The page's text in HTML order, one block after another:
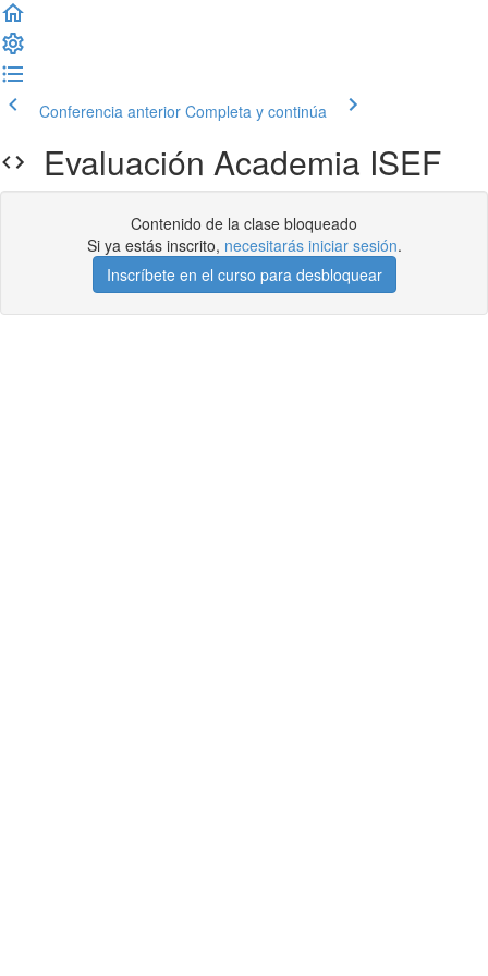
Conferencia anterior Completa y continúa
Evaluación Academia ISEF
Contenido de la clase bloqueado
Si ya estás inscrito, necesitarás iniciar sesión.
Inscríbete en el curso para desbloquear